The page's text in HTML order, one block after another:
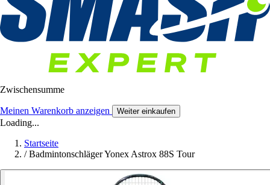
Zwischensumme
Meinen Warenkorb anzeigen Weiter einkaufen
Loading...
Startseite
/ Badmintonschläger Yonex Astrox 88S Tour